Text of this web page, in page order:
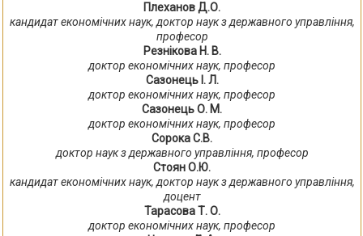
Плеханов Д.О.
кандидат економічних наук, доктор наук з державного управління,
професор
Резнікова Н. В.
доктор економічних наук, професор
Сазонець І. Л.
доктор економічних наук, професор
Сазонець О. М.
доктор економічних наук, професор
Сорока С.В.
доктор наук з державного управління, професор
Стоян О.Ю.
кандидат економічних наук, доктор наук з державного управління,
доцент
Тарасова Т. О.
доктор економічних наук, професор